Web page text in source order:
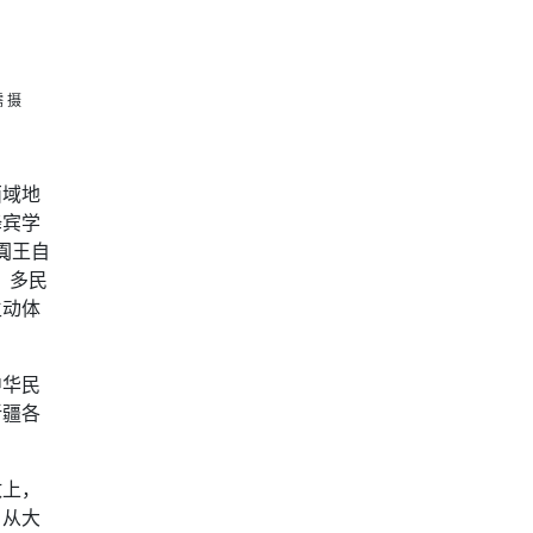
摄
地
学
王自
多民
体
民
各
，
大